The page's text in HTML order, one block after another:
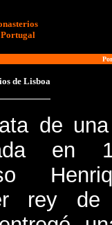
Portugal
de Lisboa
de
en
rey de